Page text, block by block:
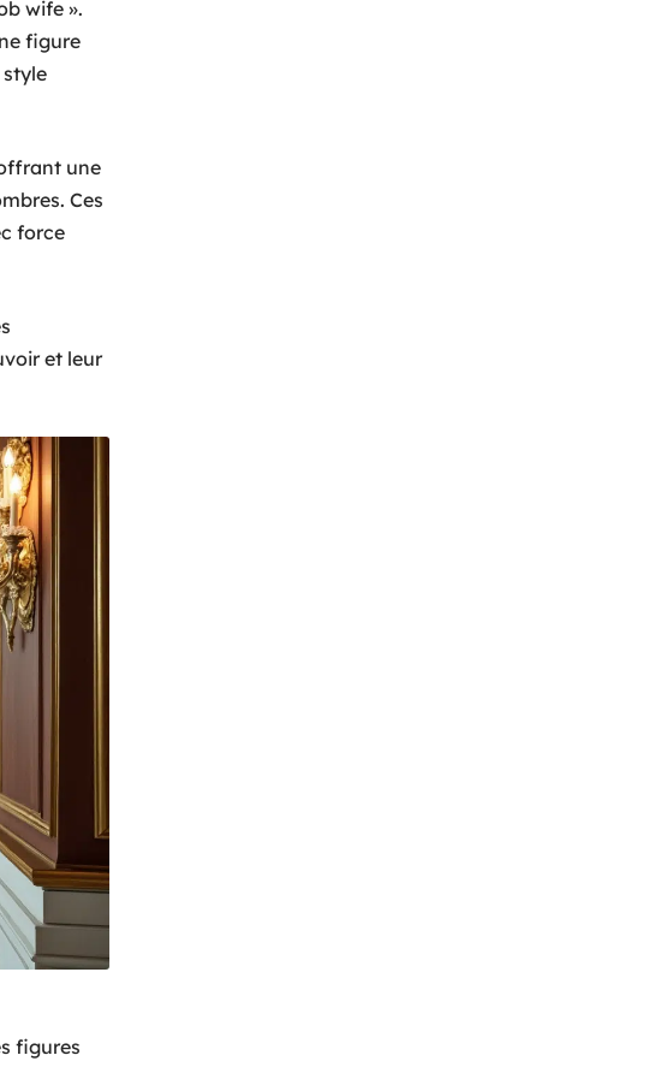
wife ».
figure
une
Ces
force
et leur
figures